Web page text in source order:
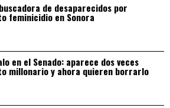
de desaparecidos por
feminicidio en Sonora
en el Senado: aparece dos veces
millonario y ahora quieren borrarlo